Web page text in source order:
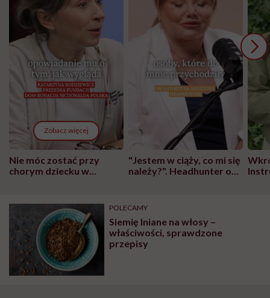
Zobacz więcej
Nie móc zostać przy
chorym dziecku w
może chyba tylko
głupota i brak
wyobraźni"
"Jestem w ciąży, co mi się
należy?". Headhunter o
pracy
POLECAMY
Siemię lniane na włosy –
właściwości, sprawdzone
przepisy